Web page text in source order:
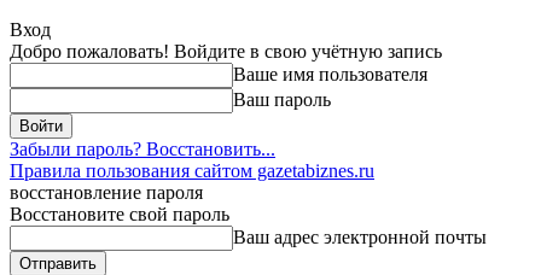
Вход
Добро пожаловать! Войдите в свою учётную запись
Ваше имя пользователя
Ваш пароль
Забыли пароль? Восстановить...
Правила пользования сайтом gazetabiznes.ru
восстановление пароля
Восстановите свой пароль
Ваш адрес электронной почты